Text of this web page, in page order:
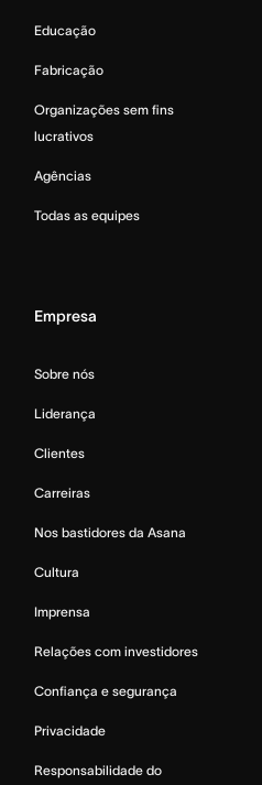
Educação
Fabricação
Organizações sem fins
lucrativos
Agências
Todas as equipes
Empresa
Sobre nós
Liderança
Clientes
Carreiras
Nos bastidores da Asana
Cultura
Imprensa
Relações com investidores
Confiança e segurança
Privacidade
Responsabilidade do